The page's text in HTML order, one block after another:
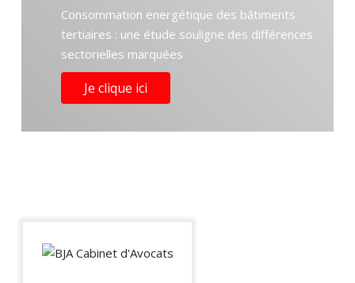
Consommation energétique des bâtiments
tertiaires : une étude souligne des différences
sectorielles marquées
Je clique ici
BJA Cabinet